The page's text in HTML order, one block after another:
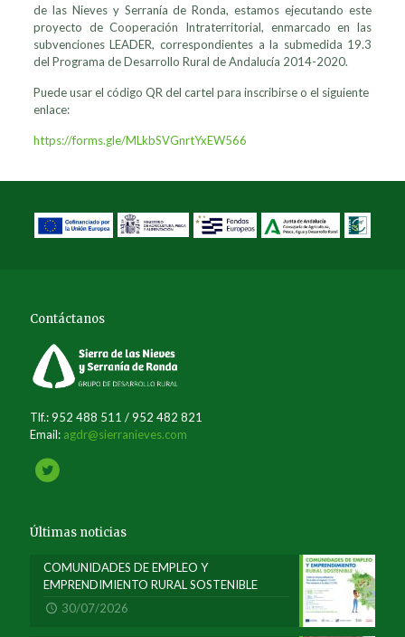
de las Nieves y Serranía de Ronda, estamos ejecutando este
proyecto de Cooperación Intraterritorial, enmarcado en las
subvenciones LEADER, correspondientes a la submedida 19.3
del Programa de Desarrollo Rural de Andalucía 2014-2020.
Puede usar el código QR del cartel para inscribirse o el siguiente
enlace:
https://forms.gle/MLkbSVGnrtYxEW566
Contáctanos
Tlf.: 952 488 511 / 952 482 821
Email: agdr@sierranieves.com
Últimas noticias
COMUNIDADES DE EMPLEO Y
EMPRENDIMIENTO RURAL SOSTENIBLE
30/07/2026